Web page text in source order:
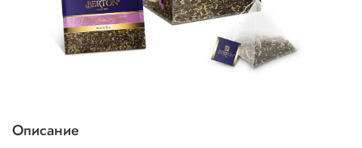
Описание